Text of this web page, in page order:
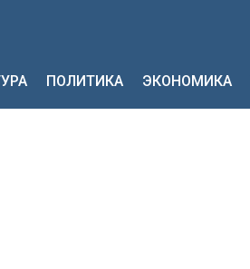
ПОЛИТИКА ЭКОНОМИКА